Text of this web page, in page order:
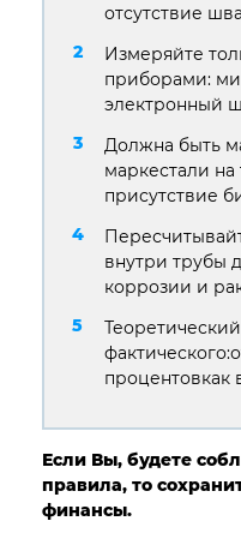
отсутствие
Измеряйте
приборами:
электронный
Должна быть
маркестали на
присутствие
внутри трубы
коррозии и
процентовкак
Если Вы, будете
правила, то
финансы.